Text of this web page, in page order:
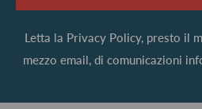
Letta la Privacy Policy, presto il
mezzo email, di comunicazioni